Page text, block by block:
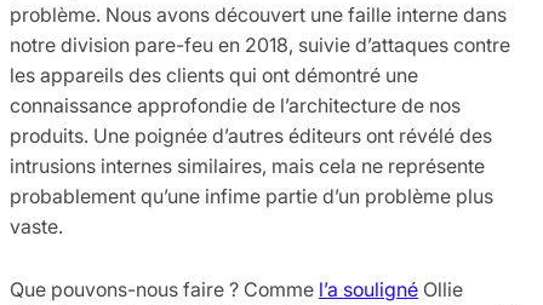
problème. Nous avons découvert une faille interne dans
notre division pare-feu en 2018, suivie d’attaques contre
les appareils des clients qui ont démontré une
connaissance approfondie de l’architecture de nos
produits. Une poignée d’autres éditeurs ont révélé des
intrusions internes similaires, mais cela ne représente
probablement qu’une infime partie d’un problème plus
vaste.
Que pouvons-nous faire ? Comme l’a souligné Ollie